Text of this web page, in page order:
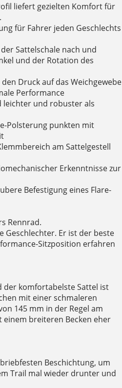
liefert gezielten Komfort für
für Fahrer jeden Geschlechts
Sattelschale nach und
und der Rotation des
Druck auf das Weichgewebe
Performance
leichter und robuster als
Polsterung punkten mit
am Sattelgestell
Erkenntnisse zur
Befestigung eines Flare-
Rennrad.
Geschlechter. Er ist der beste
Sitzposition erfahren
der komfortabelste Sattel ist
mit einer schmaleren
145 mm in der Regel am
einem breiteren Becken eher
Beschichtung, um
Trail mal wieder drunter und